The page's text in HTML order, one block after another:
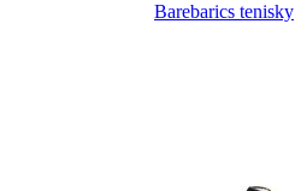
Barebarics tenisky